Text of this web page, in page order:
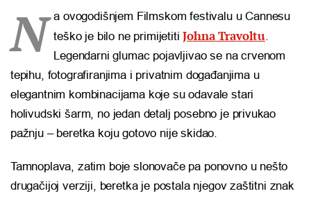
N a ovogodišnjem Filmskom festivalu u Cannesu
teško je bilo ne primijetitiJohna Travoltu.
Legendarni glumac pojavljivao se na crvenom
tepihu, fotografiranjima i privatnim događanjima u
elegantnim kombinacijama koje su odavale stari
holivudski šarm, no jedan detalj posebno je privukao
pažnju – beretka koju gotovo nije skidao.
Tamnoplava, zatim boje slonovače pa ponovno u nešto
drugačijoj verziji, beretka je postala njegov zaštitni znak